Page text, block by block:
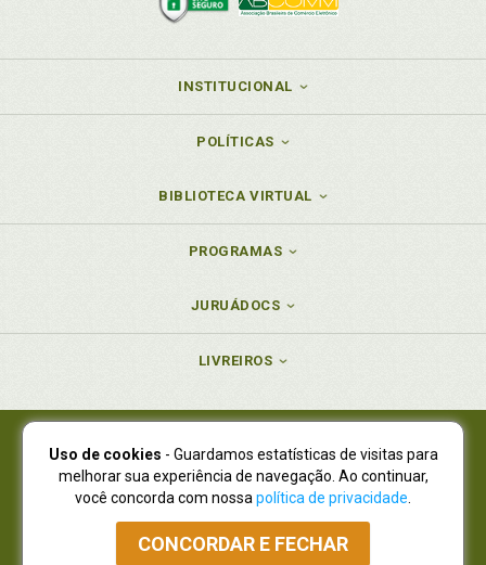
INSTITUCIONAL
POLÍTICAS
BIBLIOTECA VIRTUAL
PROGRAMAS
JURUÁDOCS
LIVREIROS
Juruá Editora Ltda., CNPJ 77.535.508/0001-19
Juruá Informática Ltda., CNPJ 01.701.561/0001-80
NOVO ENDEREÇO:R. Flávio Dallegrave, 7665, São Lourenço |
Curitiba - Paraná - CEP 82210-310
Atendimento: (41) 4009-3900|Vendas Atacado: (41) 4009-3939
Uso de cookies - Guardamos estatísticas de visitas para
melhorar sua experiência de navegação. Ao continuar,
você concorda com nossa política de privacidade
CONCORDAR E FECHAR